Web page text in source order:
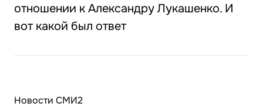
отношении к Александру Лукашенко. И
вот какой был ответ
Новости СМИ2